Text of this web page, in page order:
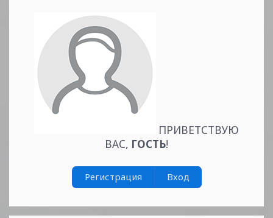
Читать
ПРИВЕТСТВУЮ
ВАС, ГОСТЬ!
Регистрация Вход